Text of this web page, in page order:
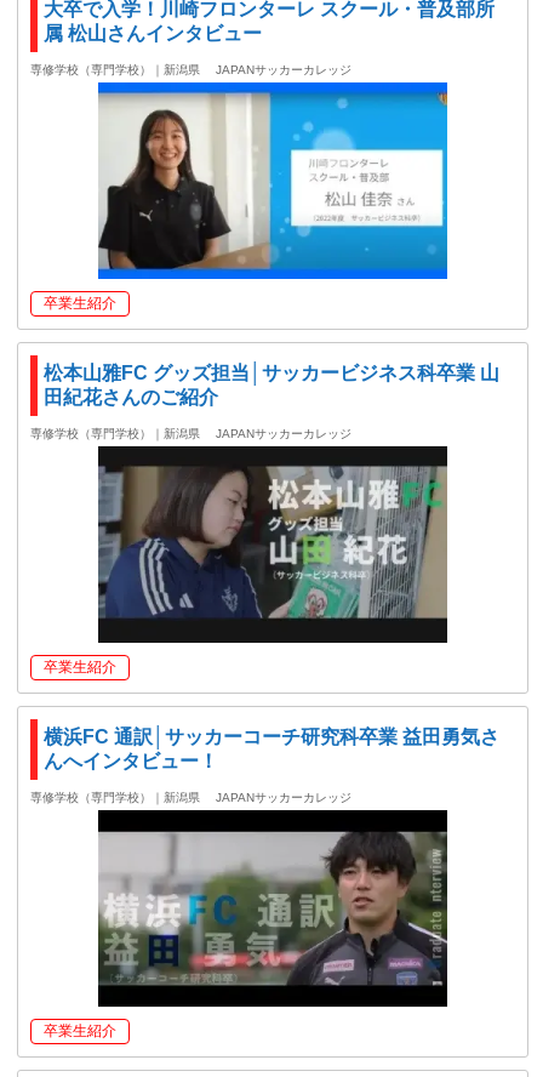
大卒で入学！川崎フロンターレ スクール・普及部所
属 松山さんインタビュー
専修学校（専門学校）｜新潟県 JAPANサッカーカレッジ
卒業生紹介
松本山雅FC グッズ担当│サッカービジネス科卒業 山
田紀花さんのご紹介
専修学校（専門学校）｜新潟県 JAPANサッカーカレッジ
卒業生紹介
横浜FC 通訳│サッカーコーチ研究科卒業 益田勇気さ
んへインタビュー！
専修学校（専門学校）｜新潟県 JAPANサッカーカレッジ
卒業生紹介